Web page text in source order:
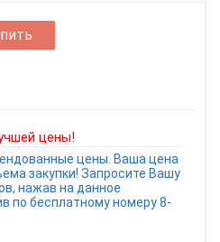
цены!
цены. Ваша цена
закупки! Запросите Вашу
нажав на данное
по бесплатному номеру 8-